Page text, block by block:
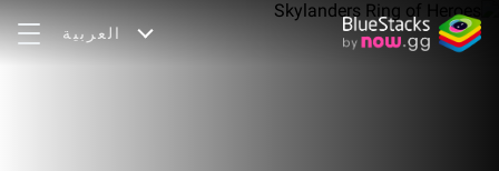
العربية